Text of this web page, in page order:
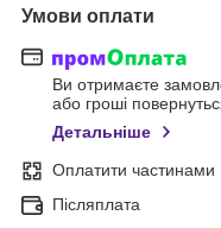
Умови оплати
Ви отримаєте
або гроші
Детальніше
Оплатити частинами
Післяплата